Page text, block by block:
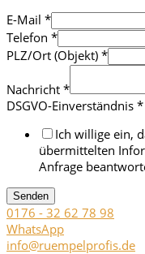
E-Mail *
Telefon *
PLZ/Ort (Objekt) *
Nachricht *
DSGVO-Einverständnis *
Ich willige ein,
übermittelten
Anfrage
Senden
0176 - 32 62 78 98
WhatsApp
info@ruempelprofis.de